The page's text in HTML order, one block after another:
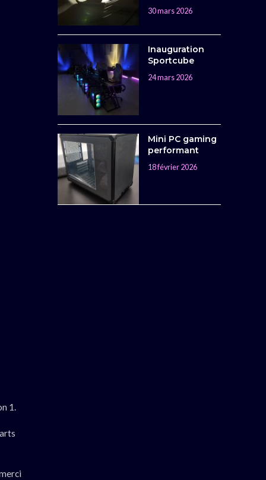
1.
30 mars 2026
Inauguration
Sportcube
24 mars 2026
Mini PC gaming
performant
18 février 2026